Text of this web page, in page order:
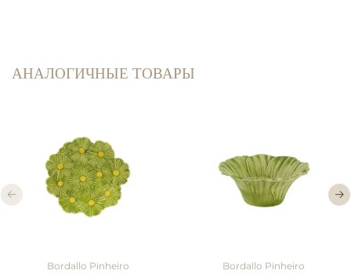
АНАЛОГИЧНЫЕ ТОВАРЫ
Bordallo Pinheiro Bordallo Pinheiro